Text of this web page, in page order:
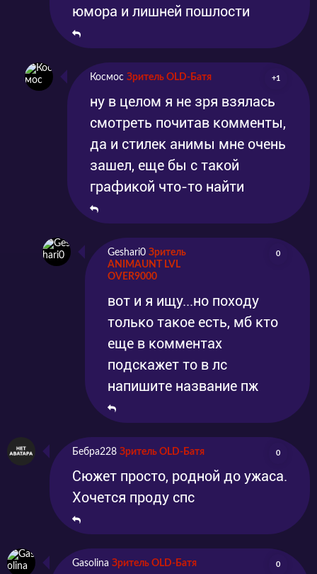
юмора и лишней пошлости
Космос Зритель OLD-Батя +1
ну в целом я не зря взялась
смотреть почитав комменты,
да и стилек анимы мне очень
зашел, еще бы с такой
графикой что-то найти
Geshari0 Зритель
ANIMAUNT LVL
OVER9000
0
вот и я ищу...но походу
только такое есть, мб кто
еще в комментах
подскажет то в лс
напишите название пж
Бебра228 Зритель OLD-Батя 0
Сюжет просто, родной до ужаса.
Хочется проду спс
Gasolina Зритель OLD-Батя 0